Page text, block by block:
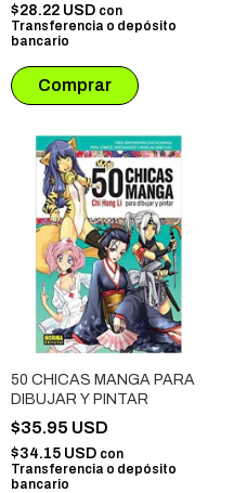
$28.22 USD con
Transferencia o depósito
bancario
50 CHICAS MANGA PARA
DIBUJAR Y PINTAR
$35.95 USD
$34.15 USD con
Transferencia o depósito
bancario